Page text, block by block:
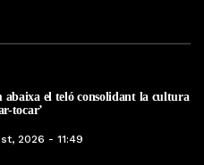
abaixa el teló consolidant la cultura
tocar’
2026 - 11:49